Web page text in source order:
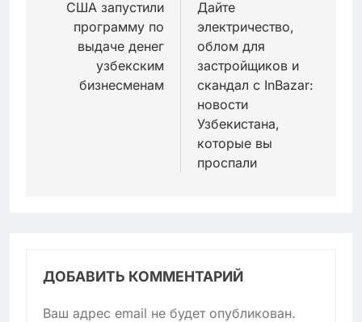
записям
США запустили
программу по
выдаче денег
узбекским
бизнесменам
Дайте
электричество,
облом для
застройщиков и
скандал с InBazar:
новости
Узбекистана,
которые вы
проспали
ДОБАВИТЬ КОММЕНТАРИЙ
Ваш адрес email не будет опубликован.